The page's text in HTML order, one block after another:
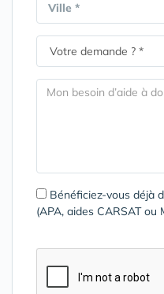
Ville *
Bénéficiez-vous déjà
(APA, aides CARSAT ou